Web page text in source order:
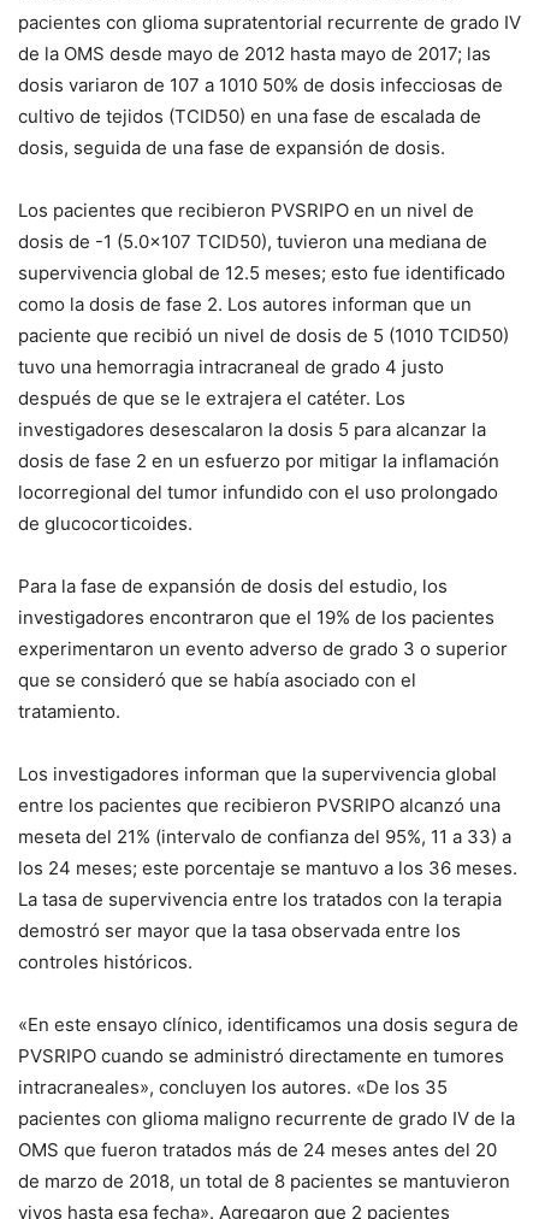
pacientes con glioma supratentorial recurrente de grado IV
de la OMS desde mayo de 2012 hasta mayo de 2017; las
dosis variaron de 107 a 1010 50% de dosis infecciosas de
cultivo de tejidos (TCID50) en una fase de escalada de
dosis, seguida de una fase de expansión de dosis.
Los pacientes que recibieron PVSRIPO en un nivel de
dosis de -1 (5.0×107 TCID50), tuvieron una mediana de
supervivencia global de 12.5 meses; esto fue identificado
como la dosis de fase 2. Los autores informan que un
paciente que recibió un nivel de dosis de 5 (1010 TCID50)
tuvo una hemorragia intracraneal de grado 4 justo
después de que se le extrajera el catéter. Los
investigadores desescalaron la dosis 5 para alcanzar la
dosis de fase 2 en un esfuerzo por mitigar la inflamación
locorregional del tumor infundido con el uso prolongado
de glucocorticoides.
Para la fase de expansión de dosis del estudio, los
investigadores encontraron que el 19% de los pacientes
experimentaron un evento adverso de grado 3 o superior
que se consideró que se había asociado con el
tratamiento.
Los investigadores informan que la supervivencia global
entre los pacientes que recibieron PVSRIPO alcanzó una
meseta del 21% (intervalo de confianza del 95%, 11 a 33) a
los 24 meses; este porcentaje se mantuvo a los 36 meses.
La tasa de supervivencia entre los tratados con la terapia
demostró ser mayor que la tasa observada entre los
controles históricos.
«En este ensayo clínico, identificamos una dosis segura de
PVSRIPO cuando se administró directamente en tumores
intracraneales», concluyen los autores. «De los 35
pacientes con glioma maligno recurrente de grado IV de la
OMS que fueron tratados más de 24 meses antes del 20
de marzo de 2018, un total de 8 pacientes se mantuvieron
vivos hasta esa fecha». Agregaron que 2 pacientes